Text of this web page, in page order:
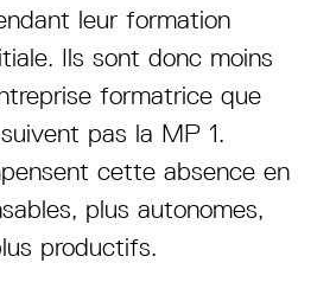
leur formation
Ils sont donc moins
formatrice que
pas la MP 1.
cette absence en
plus autonomes,
productifs.